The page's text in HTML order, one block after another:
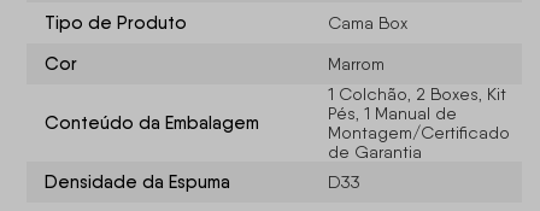
Tipo de Produto Cama Box
Cor Marrom
Conteúdo da Embalagem
1 Colchão, 2 Boxes, Kit
Pés, 1 Manual de
Montagem/Certificado
de Garantia
Densidade da Espuma D33